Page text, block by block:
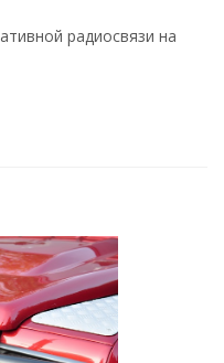
радиосвязи на